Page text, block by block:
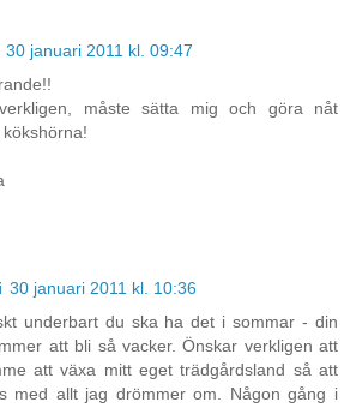
30 januari 2011 kl. 09:47
måste sätta mig och göra nåt
30 januari 2011 kl. 10:36
underbart du ska ha det i sommar - din
att bli så vacker. Önskar verkligen att
att växa mitt eget trädgårdsland så att
med allt jag drömmer om. Någon gång i